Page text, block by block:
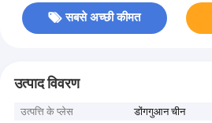
सबसे अच्छी कीमत
उत्पाद विवरण
उत्पत्ति के प्लेस
डोंगगुआन चीन